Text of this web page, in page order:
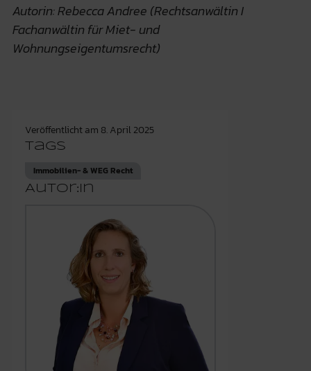
Autorin: Rebecca Andree (Rechtsanwältin I
Fachanwältin für Miet- und
Wohnungseigentumsrecht)
Veröffentlicht am 8. April 2025
Tags
Immobilien- & WEG Recht
Autor:in